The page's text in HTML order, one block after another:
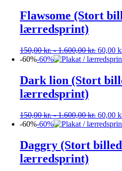
Flawsome (Stort
lærredsprint)
150,00kr.-1.600,00kr. 60,00
-60%-60%
Dark lion (Stort
lærredsprint)
150,00kr.-1.600,00kr. 60,00
-60%-60%
Daggry (Stort
lærredsprint)